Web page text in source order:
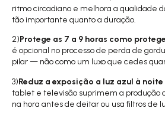
ritmo circadiano e melhora a qualidade
tão importante quanto a duração.
2)Protege as 7 a 9 horas como
é opcional no processo de perda de
pilar — não como um luxo que cedes
3)Reduz a exposição a luz azul à noite
tablet e televisão suprimem a produção
na hora antes de deitar ou usa filtros de